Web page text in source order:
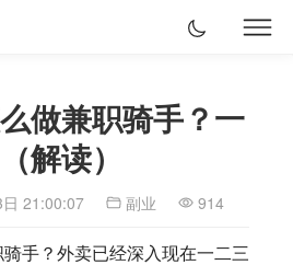
做兼职骑手？一
解读）
21:00:07 副业 914
手？外卖已经深入现在一二三